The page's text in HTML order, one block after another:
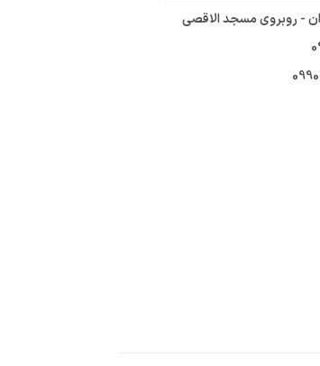
- روبروی مسجد الاقصی